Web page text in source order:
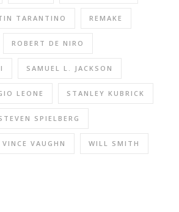
TARANTINO REMAKE
ROBERT DE NIRO
SAMUEL L. JACKSON
LEONE STANLEY KUBRICK
SPIELBERG
VINCE VAUGHN WILL SMITH